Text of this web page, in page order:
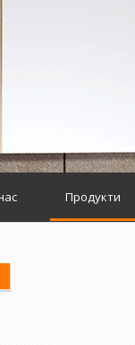
Продукти